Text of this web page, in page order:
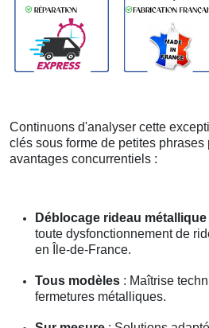
Continuons d'analyser cette
clés sous forme de petites
avantages concurrentiels :
Déblocage rideau métallique
toute dysfonctionnement de
en Île-de-France.
Tous modèles : Maîtrise
fermetures métalliques.